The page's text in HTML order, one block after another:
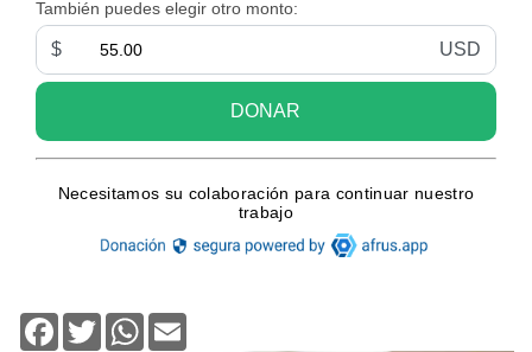
Facebook
TwitterWhatsApp